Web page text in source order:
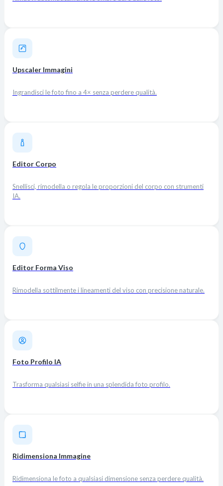
Upscaler Immagini
Ingrandisci le foto fino a 4× senza perdere qualità.
Editor Corpo
Snellisci, rimodella o regola le proporzioni del corpo con strumenti
IA.
Editor Forma Viso
Rimodella sottilmente i lineamenti del viso con precisione naturale.
Foto Profilo IA
Trasforma qualsiasi selfie in una splendida foto profilo.
Ridimensiona Immagine
Ridimensiona le foto a qualsiasi dimensione senza perdere qualità.